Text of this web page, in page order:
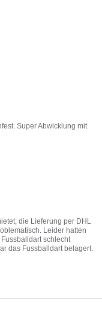
Super Abwicklung mit
die Lieferung per DHL
Leider hatten
schlecht
das Fussballdart belagert.